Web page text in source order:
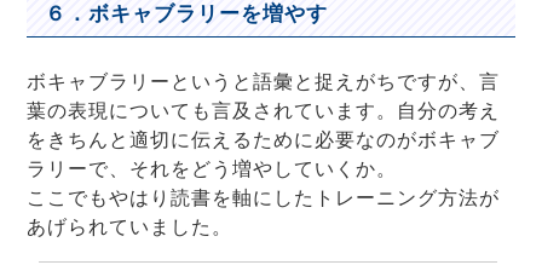
６．ボキャブラリーを増やす
ボキャブラリーというと語彙と捉えがちですが、言
葉の表現についても言及されています。自分の考え
をきちんと適切に伝えるために必要なのがボキャブ
ラリーで、それをどう増やしていくか。
ここでもやはり読書を軸にしたトレーニング方法が
あげられていました。